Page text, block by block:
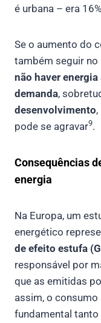
é urbana – era
Se o aumento do
também seguir
não haver
demanda,
desenvolvimento
pode se agravar9.
Consequências
energia
Na Europa, um
energético
de efeito estufa
responsável por
que as emitidas
assim, o
fundamental tanto